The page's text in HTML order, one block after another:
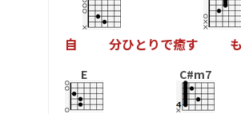
自 分ひと りで癒す
E C#m7